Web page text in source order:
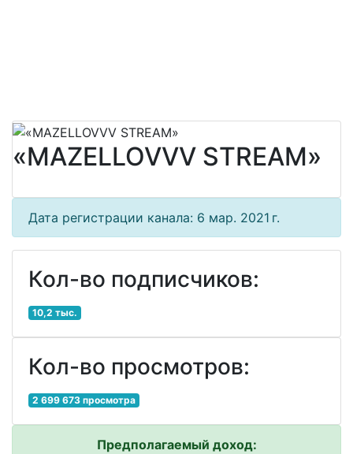
«MAZELLOVVV STREAM»
Дата регистрации канала: 6 мар. 2021 г.
Кол-во подписчиков:
10,2 тыс.
Кол-во просмотров:
2 699 673 просмотра
Предполагаемый доход: